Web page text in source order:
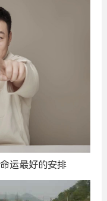
运最好的安排